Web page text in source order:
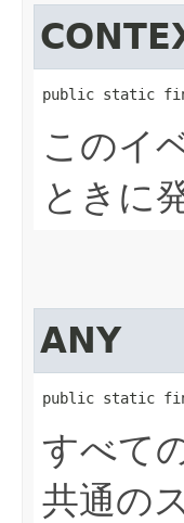
public static
このイ
ときに
ANY
public static
すべて
共通の